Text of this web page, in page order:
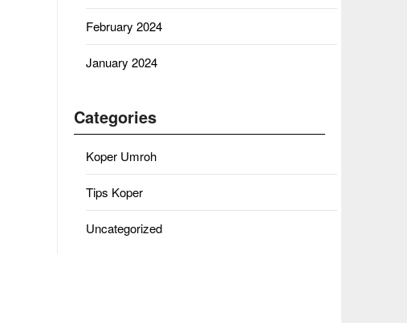
February 2024
January 2024
Categories
Koper Umroh
Tips Koper
Uncategorized